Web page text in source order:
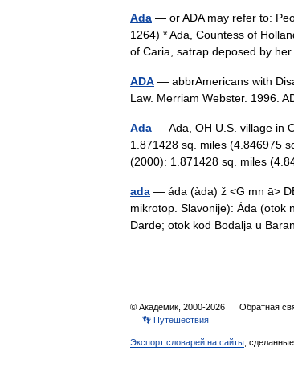
Ada — or ADA may refer to:
1264) * Ada, Countess of
of Caria, satrap deposed by
ADA — abbrAmericans with
Law. Merriam Webster. 1996.
Ada — Ada, OH U.S. village in
1.871428 sq. miles (4.846975
(2000): 1.871428 sq. miles
ada — áda (àda) ž <G mn ā>
mikrotop. Slavonije): Àda (otok
Darde; otok kod Bodalja u
© Академик, 2000-2026 Обратная
👣 Путешествия
Экспорт словарей на сайты ,